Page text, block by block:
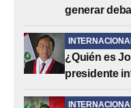
generar
¿Quién es
presidente